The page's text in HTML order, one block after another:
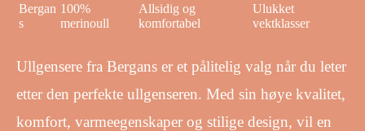
Bergan
s
100%
merinoull
Allsidig og
komfortabel
Ulukket
vektklasser
Ullgensere fra Bergans er et pålitelig valg når du leter
etter den perfekte ullgenseren. Med sin høye kvalitet,
komfort, varmeegenskaper og stilige design, vil en